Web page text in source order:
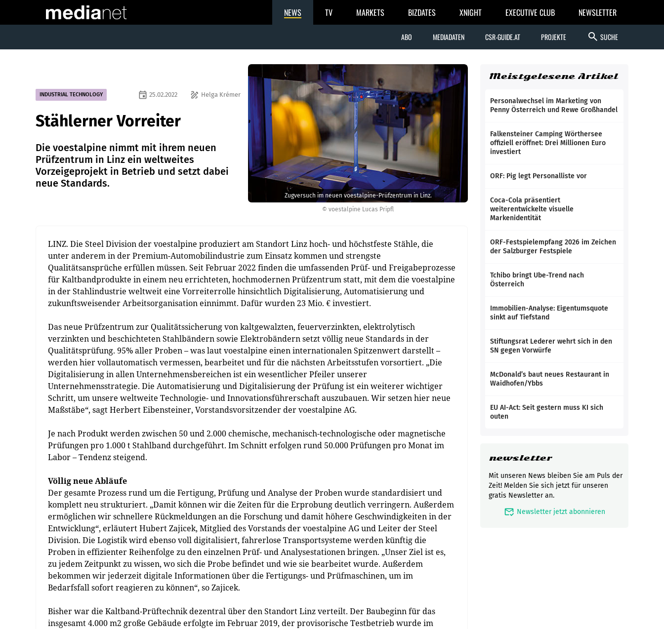
NEWS TV MARKETS BIZDATES XNIGHT EXECUTIVE CLUB NEWSLETTER
ABO MEDIADATEN CSR-GUIDE.AT PROJEKTE search SUCHE
© voestalpine Lucas Pripfl
Zugversuch im neuen voestalpine-Prüfzentrum in Linz.
INDUSTRIAL TECHNOLOGY draw Helga Krémer
event 25.02.2022
Stählerner Vorreiter
Die voestalpine nimmt mit ihrem neuen
Prüfzentrum in Linz ein weltweites
Vorzeigeprojekt in Betrieb und setzt dabei
neue Standards.
LINZ. Die Steel Division der voestalpine produziert am Standort Linz hoch- und höchstfeste Stähle, die
unter anderem in der Premium-Automobilindustrie zum Einsatz kommen und strengste
Qualitätsansprüche erfüllen müssen. Seit Februar 2022 finden die umfassenden Prüf- und Freigabeprozesse
für Kaltbandprodukte in einem neu errichteten, hochmodernen Prüfzentrum statt, mit dem die voestalpine
in der Stahlindustrie weltweit eine Vorreiterrolle hinsichtlich Digitalisierung, Automatisierung und
zukunftsweisender Arbeitsorganisation einnimmt. Dafür wurden 23 Mio. € investiert.
Das neue Prüfzentrum zur Qualitätssicherung von kaltgewalzten, feuerverzinkten, elektrolytisch
verzinkten und beschichteten Stahlbändern sowie Elektrobändern setzt völlig neue Standards in der
Qualitätsprüfung. 95% aller Proben – was laut voestalpine einen internationalen Spitzenwert darstellt –
werden hier vollautomatisch vermessen, bearbeitet und für die nächsten Arbeitsstufen vorsortiert. „Die
Digitalisierung in allen Unternehmensbereichen ist ein wesentlicher Pfeiler unserer
Unternehmensstrategie. Die Automatisierung und Digitalisierung der Prüfung ist ein weiterer wichtiger
Schritt, um unsere weltweite Technologie- und Innovationsführerschaft auszubauen. Wir setzen hier neue
Maßstäbe“, sagt Herbert Eibensteiner, Vorstandsvorsitzender der voestalpine AG.
Je nach Produkt werden zwischen 50 und 2.000 chemische, mechanisch-technologische oder magnetische
Prüfungen pro 1.000 t Stahlband durchgeführt. Im Schnitt erfolgen rund 50.000 Prüfungen pro Monat im
Labor – Tendenz steigend.
Völlig neue Abläufe
Der gesamte Prozess rund um die Fertigung, Prüfung und Analyse der Proben wurde standardisiert und
komplett neu strukturiert. „Damit können wir die Zeiten für die Erprobung deutlich verringern. Außerdem
ermöglichen wir schnellere Rückmeldungen an die Forschung und damit höhere Geschwindigkeiten in der
Entwicklung“, erläutert Hubert Zajicek, Mitglied des Vorstands der voestalpine AG und Leiter der Steel
Division. Die Logistik wird ebenso voll digitalisiert, fahrerlose Transportsysteme werden künftig die
Proben in effizienter Reihenfolge zu den einzelnen Prüf- und Analysestationen bringen. „Unser Ziel ist es,
zu jedem Zeitpunkt zu wissen, wo sich die Probe befindet und wie sie bearbeitet wurde. Außerdem
bekommen wir jederzeit digitale Informationen über die Fertigungs- und Prüfmaschinen, um im
Bedarfsfall sofort reagieren zu können“, so Zajicek.
Bisher war die Kaltband-Prüftechnik dezentral über den Standort Linz verteilt. Der Baubeginn für das
insgesamt 4.000 m2 große Gebäude erfolgte im Februar 2019, der provisorische Testbetrieb wurde im
Meistgelesene Artikel
Personalwechsel im Marketing von
Penny Österreich und Rewe Großhandel
Falkensteiner Camping Wörthersee
offiziell eröffnet: Drei Millionen Euro
investiert
ORF: Pig legt Personalliste vor
Coca-Cola präsentiert
weiterentwickelte visuelle
Markenidentität
ORF-Festspielempfang 2026 im Zeichen
der Salzburger Festspiele
Tchibo bringt Ube-Trend nach
Österreich
Immobilien-Analyse: Eigentumsquote
sinkt auf Tiefstand
Stiftungsrat Lederer wehrt sich in den
SN gegen Vorwürfe
McDonald’s baut neues Restaurant in
Waidhofen/Ybbs
EU AI-Act: Seit gestern muss KI sich
outen
newsletter
Mit unseren News bleiben Sie am Puls der
Zeit! Melden Sie sich jetzt für unseren
gratis Newsletter an.
mark_email_read Newsletter jetzt abonnieren